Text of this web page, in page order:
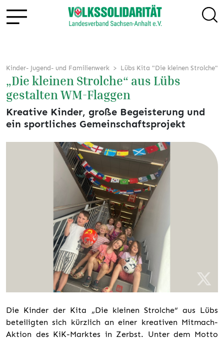
Kinder- Jugend- und Familienwerk Lübs Kita "Die kleinen Strolche"
„Die kleinen Strolche“ aus Lübs
gestalten WM-Flaggen
Kreative Kinder, große Begeisterung und
ein sportliches Gemeinschaftsprojekt
Die Kinder der Kita „Die kleinen Strolche“ aus Lübs
beteiligten sich kürzlich an einer kreativen Mitmach-
Aktion des KiK-Marktes in Zerbst. Unter dem Motto